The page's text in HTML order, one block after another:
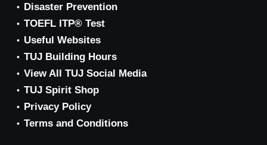
Disaster Prevention
TOEFL ITP® Test
Useful Websites
TUJ Building Hours
View All TUJ Social Media
TUJ Spirit Shop
Privacy Policy
Terms and Conditions